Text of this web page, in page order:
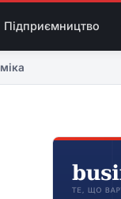
Підприємництво